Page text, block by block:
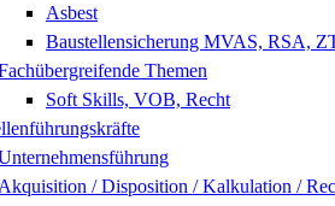
Asbest
Baustellensicherung MVAS, RSA,
Themen
Soft Skills, VOB, Recht
Akquisition / Disposition / Kalkulation /